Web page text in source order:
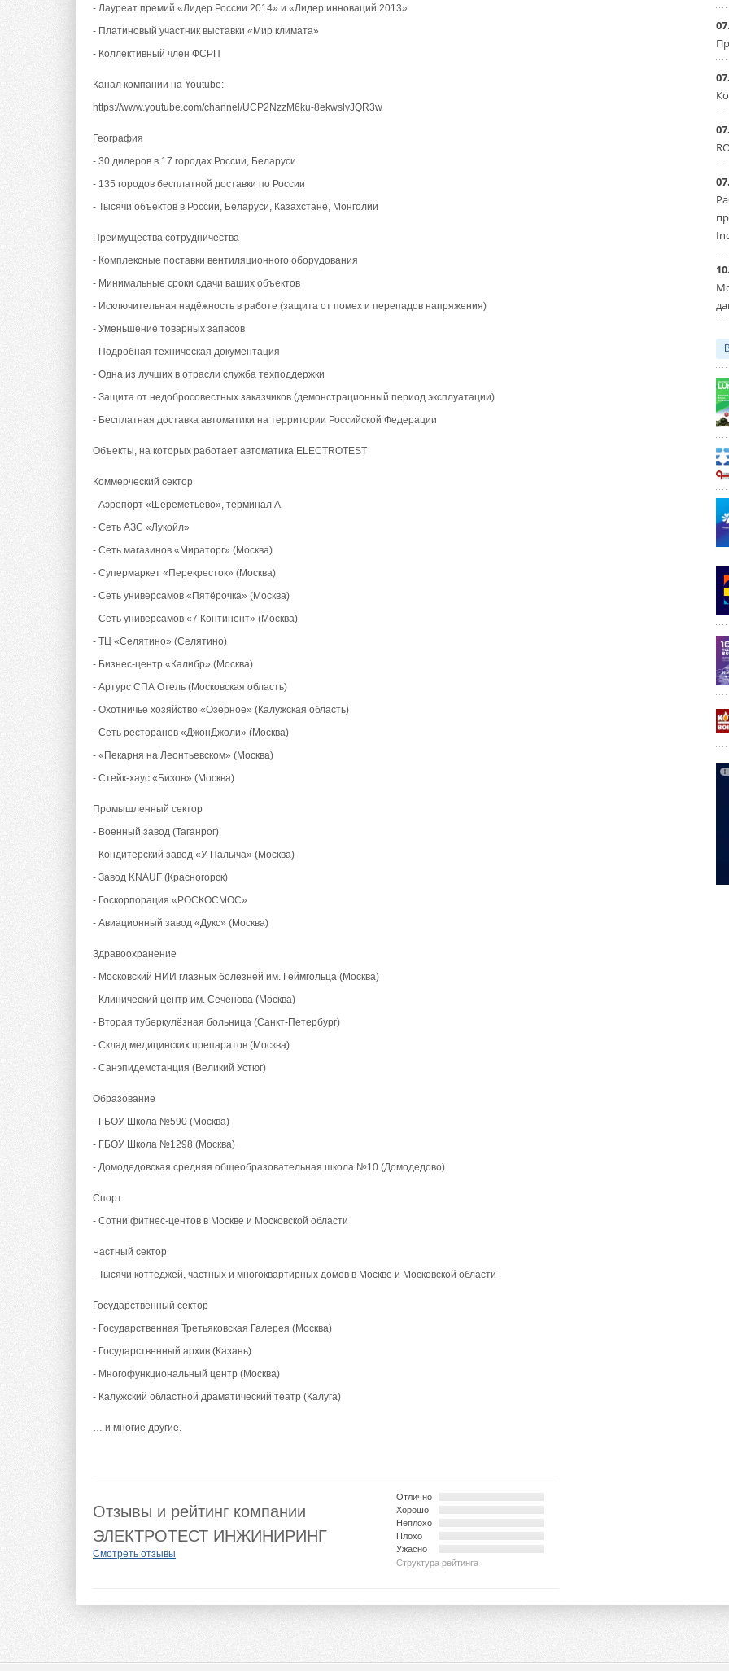
- Лауреат премий «Лидер России 2014» и «Лидер инноваций 2013»
- Платиновый участник выставки «Мир климата»
- Коллективный член ФСРП
Канал компании на Youtube:
https://www.youtube.com/channel/UCP2NzzM6ku-8ekwslyJQR3w
География
- 30 дилеров в 17 городах России, Беларуси
- 135 городов бесплатной доставки по России
- Тысячи объектов в России, Беларуси, Казахстане, Монголии
Преимущества сотрудничества
- Комплексные поставки вентиляционного оборудования
- Минимальные сроки сдачи ваших объектов
- Исключительная надёжность в работе (защита от помех и перепадов напряжения)
- Уменьшение товарных запасов
- Подробная техническая документация
- Одна из лучших в отрасли служба техподдержки
- Защита от недобросовестных заказчиков (демонстрационный период эксплуатации)
- Бесплатная доставка автоматики на территории Российской Федерации
Объекты, на которых работает автоматика ELECTROTEST
Коммерческий сектор
- Аэропорт «Шереметьево», терминал А
- Сеть АЗС «Лукойл»
- Сеть магазинов «Мираторг» (Москва)
- Супермаркет «Перекресток» (Москва)
- Сеть универсамов «Пятёрочка» (Москва)
- Сеть универсамов «7 Континент» (Москва)
- ТЦ «Селятино» (Селятино)
- Бизнес-центр «Калибр» (Москва)
- Артурс СПА Отель (Московская область)
- Охотничье хозяйство «Озёрное» (Калужская область)
- Сеть ресторанов «ДжонДжоли» (Москва)
- «Пекарня на Леонтьевском» (Москва)
- Стейк-хаус «Бизон» (Москва)
Промышленный сектор
- Военный завод (Таганрог)
- Кондитерский завод «У Палыча» (Москва)
- Завод KNAUF (Красногорск)
- Госкорпорация «РОСКОСМОС»
- Авиационный завод «Дукс» (Москва)
Здравоохранение
- Московский НИИ глазных болезней им. Геймгольца (Москва)
- Клинический центр им. Сеченова (Москва)
- Вторая туберкулёзная больница (Санкт-Петербург)
- Склад медицинских препаратов (Москва)
- Санэпидемстанция (Великий Устюг)
Образование
- ГБОУ Школа №590 (Москва)
- ГБОУ Школа №1298 (Москва)
- Домодедовская средняя общеобразовательная школа №10 (Домодедово)
Спорт
- Сотни фитнес-центов в Москве и Московской области
Частный сектор
- Тысячи коттеджей, частных и многоквартирных домов в Москве и Московской области
Государственный сектор
- Государственная Третьяковская Галерея (Москва)
- Государственный архив (Казань)
- Многофункциональный центр (Москва)
- Калужский областной драматический театр (Калуга)
… и многие другие.
Структура рейтинга
Отлично
Хорошо
Неплохо
Плохо
Ужасно
Отзывы и рейтинг компании
ЭЛЕКТРОТЕСТ ИНЖИНИРИНГ
Смотреть отзывы